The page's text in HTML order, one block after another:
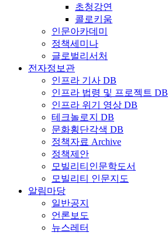
초청강연
콜로키움
인문아카데미
정책세미나
글로벌리서처
전자정보관
인프라 기사 DB
인프라 법령 및 프로젝트 DB
인프라 위기 영상 DB
테크놀로지 DB
문화횡단각색 DB
정책자료 Archive
정책제안
모빌리티인문학도서
모빌리티 인문지도
알림마당
일반공지
언론보도
뉴스레터